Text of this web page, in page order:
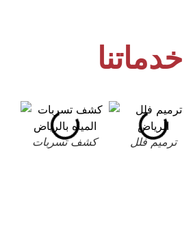
خدماتنا
كشف تسربات ترميم فلل